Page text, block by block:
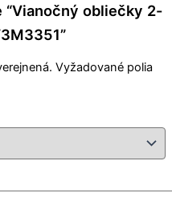
obliečky 2-
Vyžadované polia